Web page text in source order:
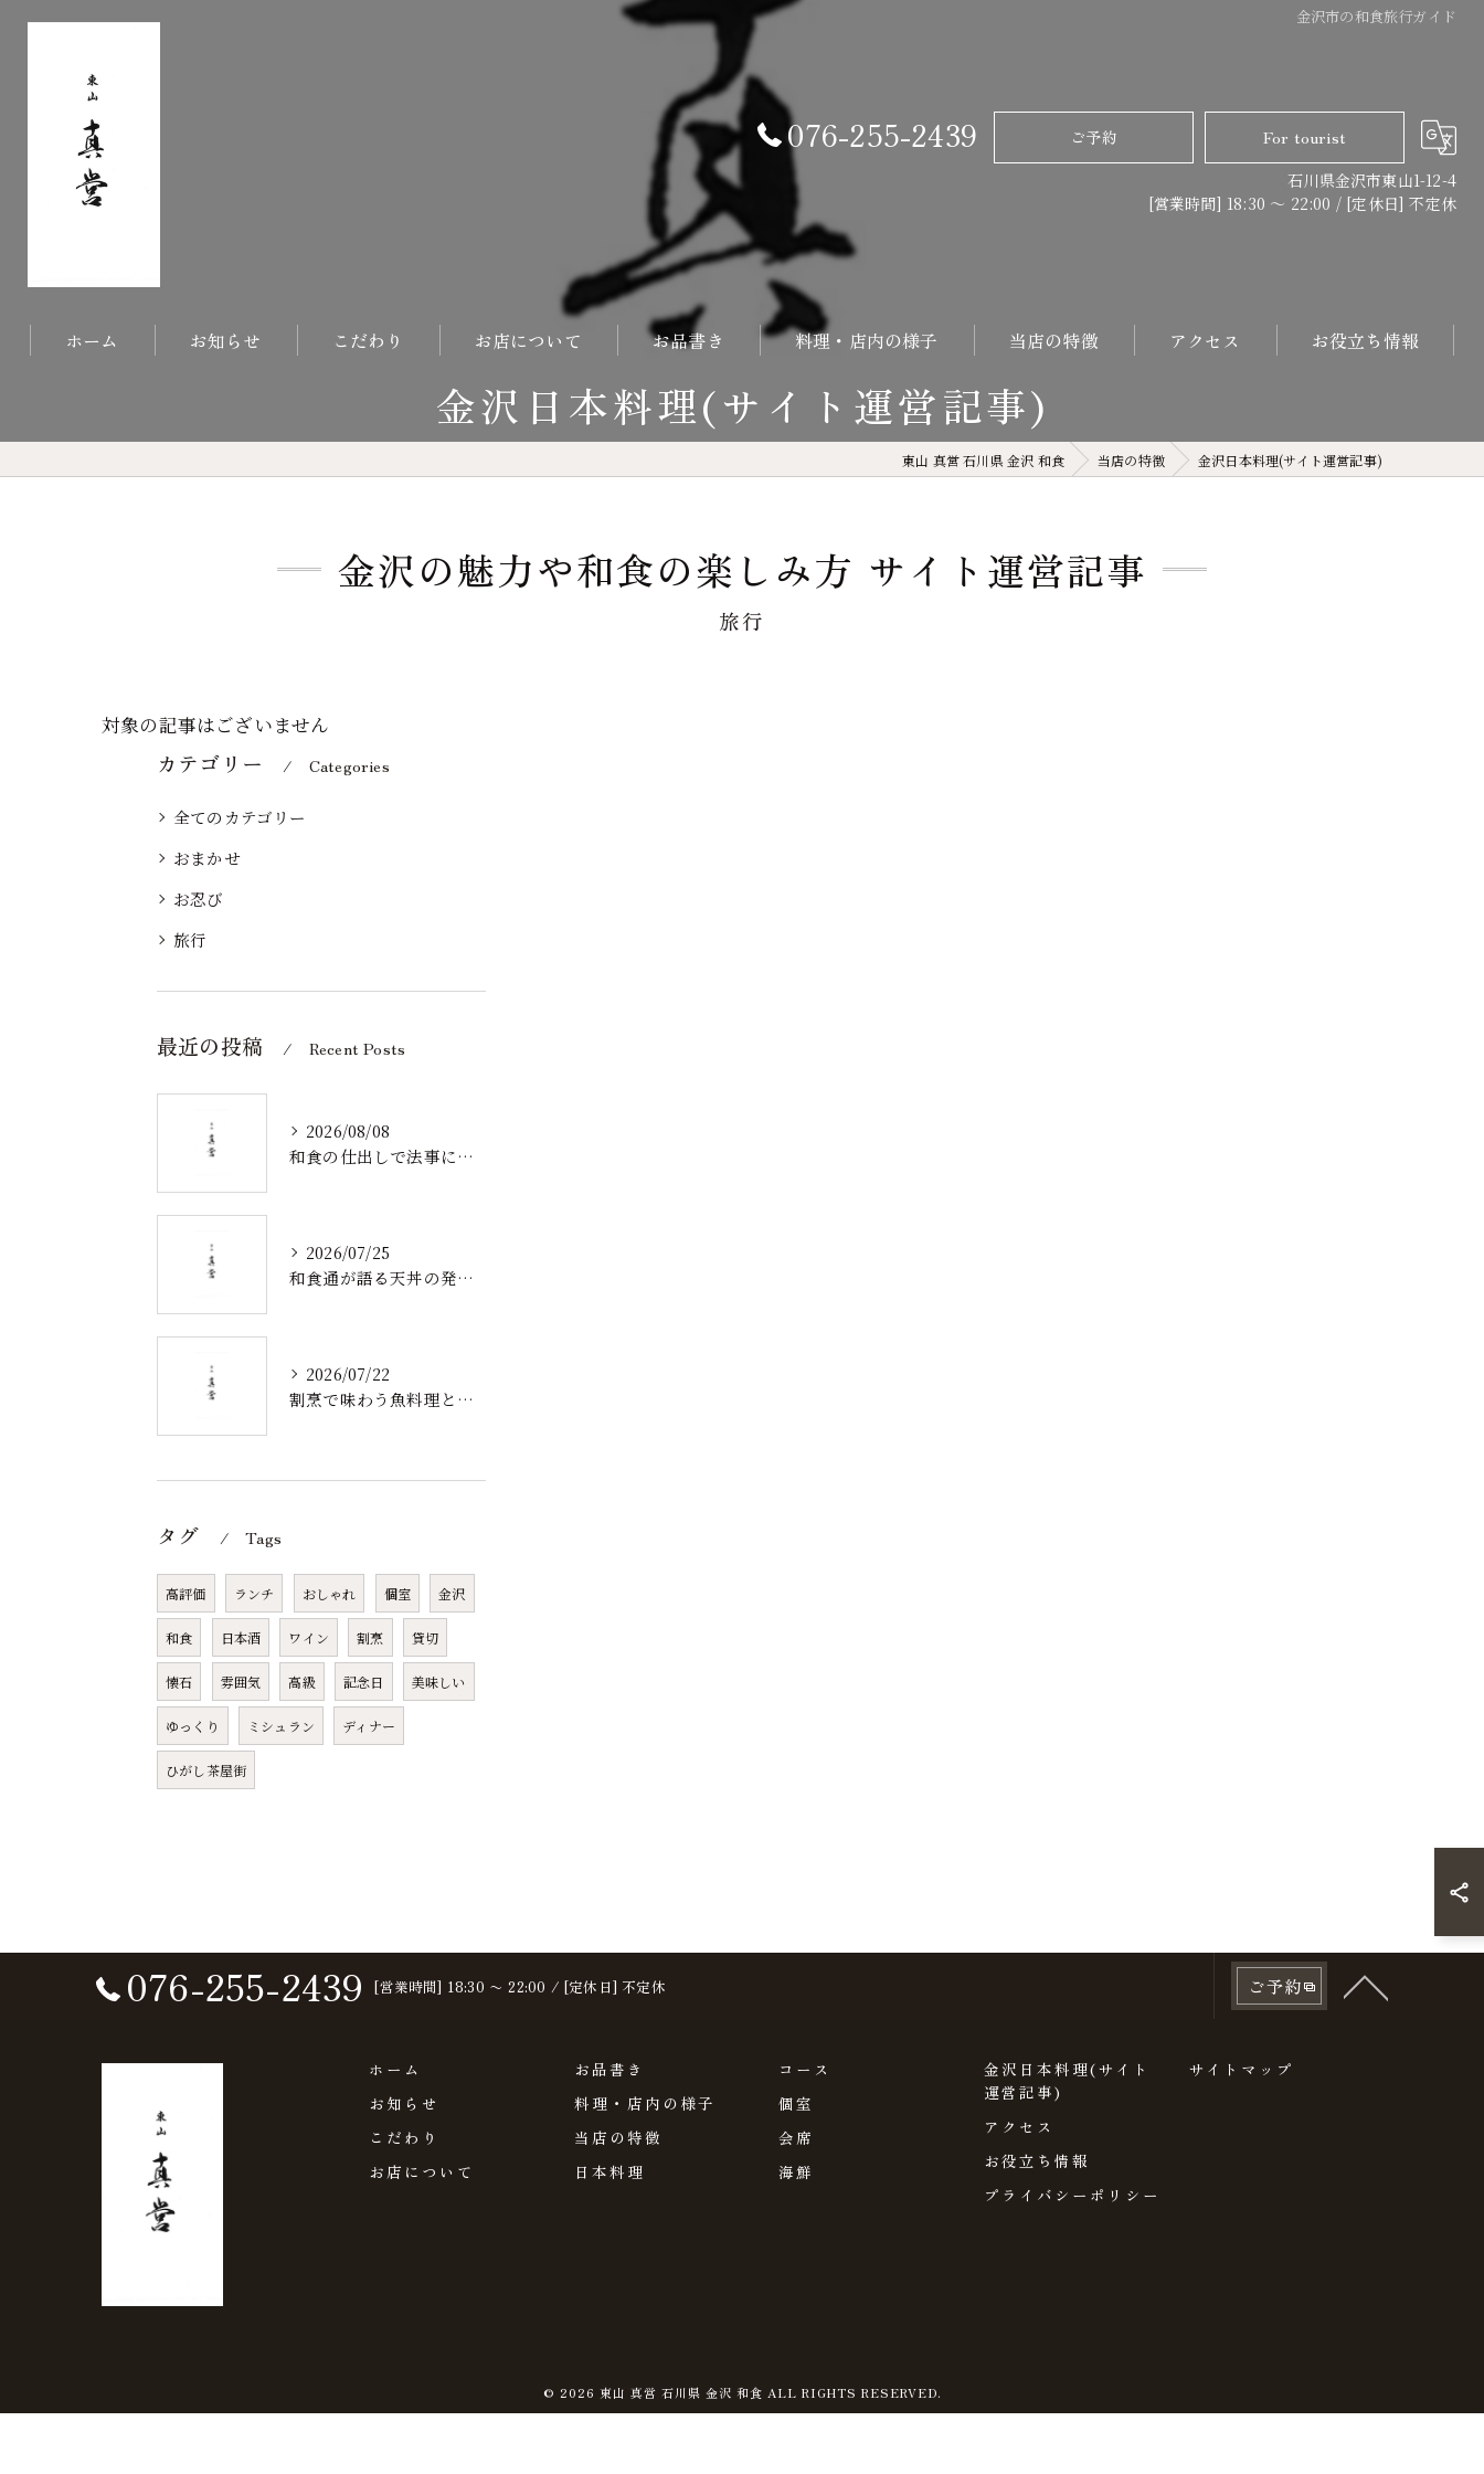
金沢市の和食旅行ガイド
076-255-2439 ご予約
For tourist
石川県金沢市東山1-12-4
[営業時間] 18:30 〜 22:00 / [定休日] 不定休
ホーム お知らせ こだわり お店について お品書き 料理・店内の様子 当店の特徴
日本料理
コース
会席
アクセス お役立ち情報
金沢日本料理(サイト運営記事)
東山 真営 石川県 金沢 和食 当店の特徴 金沢日本料理(サイト運営記事)
金沢の魅力や和食の楽しみ方 サイト運営記事
旅行
対象の記事はございません
カテゴリー Categories
全てのカテゴリー
おまかせ
お忍び
旅行
最近の投稿 Recent Posts
2026/08/08
和食の仕出しで法事にふさわしい弁当を選ぶポイントとマナー解説
2026/07/25
和食通が語る天丼の発祥と歴史から食べ方まで奥深い魅力を徹底解説
2026/07/22
割烹で味わう魚料理と北陸新幹線沿線の旬食体験を深掘り
タグ Tags
高評価 ランチ おしゃれ 個室 金沢
和食 日本酒 ワイン 割烹 貸切
懐石 雰囲気 高級 記念日 美味しい
ゆっくり ミシュラン ディナー
ひがし茶屋街
076-255-2439 [営業時間] 18:30 〜 22:00 / [定休日] 不定休 ご予約
ホーム
お知らせ
こだわり
お店について
お品書き
料理・店内の様子
当店の特徴
日本料理
コース
個室
会席
海鮮
金沢日本料理(サイト
運営記事)
アクセス
お役立ち情報
プライバシーポリシー
サイトマップ
© 2026 東山 真営 石川県 金沢 和食 ALL RIGHTS RESERVED.